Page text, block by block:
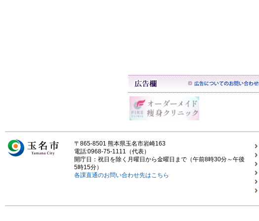
〒865-8501 熊本県玉名市岩崎163
電話:0968-75-1111（代表）
開庁日：祝日を除く月曜日から金曜日まで（午前8時30分～午後
5時15分）
各課直通のお問い合わせ先はこちら